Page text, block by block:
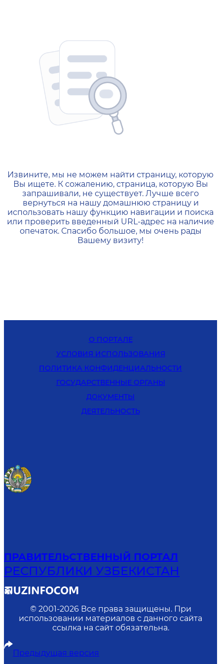
404 — Страница не
Извините, мы не можем найти страницу, которую
Вы ищете. К сожалению, страница, которую Вы
запрашивали, не существует. Лучше всего
вернуться на нашу домашнюю страницу и
использовать нашу функцию навигации и поиска
или проверить введенный URL-адрес на наличие
опечаток. Спасибо большое, мы очень рады
Вашему визиту!
О ПОРТАЛЕ
УСЛОВИЯ ИСПОЛЬЗОВАНИЯ
ПОЛИТИКА КОНФИДЕНЦИАЛЬНОСТИ
ГОСУДАРСТВЕННЫЕ ОРГАНЫ
ДОКУМЕНТЫ
ДЕЯТЕЛЬНОСТЬ
ПРАВИТЕЛЬСТВЕННЫЙ ПОРТАЛ
РЕСПУБЛИКИ УЗБЕКИСТАН
© 2001-2026 Все права защищены. При
использовании материалов с данного сайта
ссылка на сайт обязательна.
Предыдущая версия